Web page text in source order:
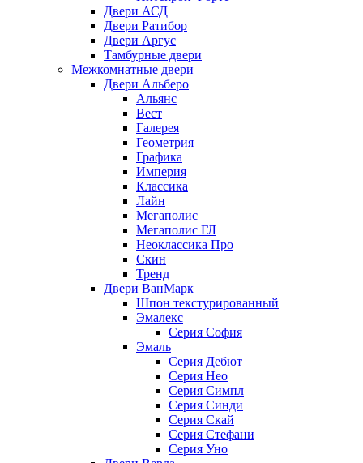
Двери АСД
Двери Ратибор
Двери Аргус
Тамбурные двери
Межкомнатные двери
Двери Альберо
Альянс
Вест
Галерея
Геометрия
Графика
Империя
Классика
Лайн
Мегаполис
Мегаполис ГЛ
Неоклассика Про
Скин
Тренд
Двери ВанМарк
Шпон текстурированный
Эмалекс
Серия София
Эмаль
Серия Дебют
Серия Нео
Серия Симпл
Серия Синди
Серия Скай
Серия Стефани
Серия Уно